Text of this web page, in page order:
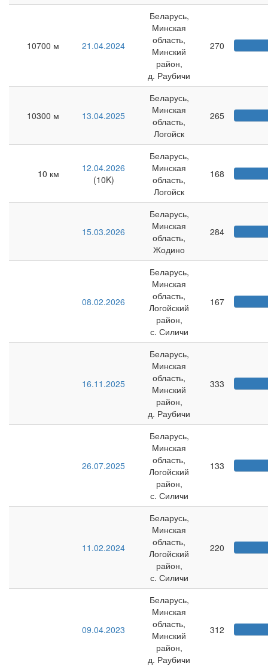
10700 м 21.04.2024
Беларусь,
Минская
область,
Минский
район,
д. Раубичи
270
10300 м 13.04.2025
Беларусь,
Минская
область,
Логойск
265
10 км
12.04.2026
(10K)
Беларусь,
Минская
область,
Логойск
168
15.03.2026
Беларусь,
Минская
область,
Жодино
284
08.02.2026
Беларусь,
Минская
область,
Логойский
район,
с. Силичи
167
16.11.2025
Беларусь,
Минская
область,
Минский
район,
д. Раубичи
333
26.07.2025
Беларусь,
Минская
область,
Логойский
район,
с. Силичи
133
11.02.2024
Беларусь,
Минская
область,
Логойский
район,
с. Силичи
220
09.04.2023
Беларусь,
Минская
область,
Минский
район,
д. Раубичи
312